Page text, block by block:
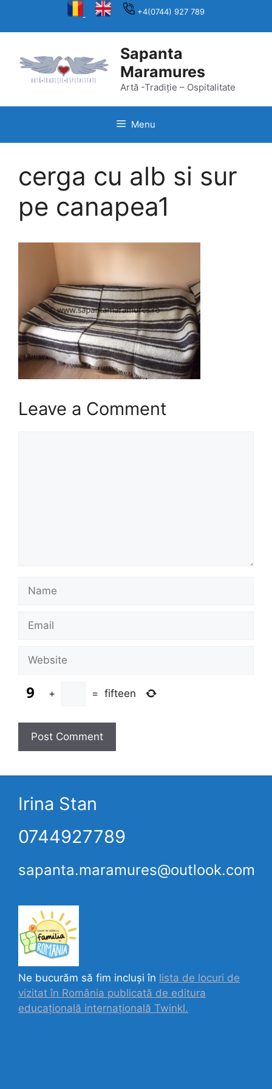
+4(0744) 927 789
Sapanta
Maramures
Artă -Tradiție – Ospitalitate
Menu
cerga cu alb si sur
pe canapea1
Leave a Comment
Name
Email
Website
+ = fifteen
Irina Stan
0744927789
sapanta.maramures@outlook.com
Ne bucurăm să fim incluși în lista de locuri de
vizitat în România publicată de editura
educațională internațională Twinkl.